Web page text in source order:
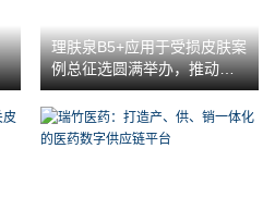
理肤泉B5+应用于受损皮肤案
例总征选圆满举办，推动皮
肤健康事业发展